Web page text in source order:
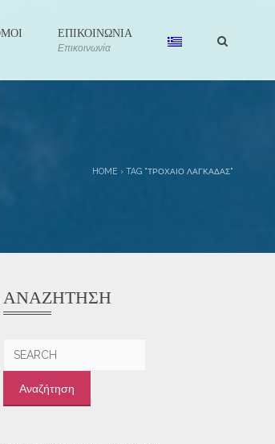
ΕΠΙΚΟΙΝΩΝΙΑ
Επικοινωνία
HOME › TAG "ΤΡΟΧΑΙΟ ΛΑΓΚΑΔΑΣ"
ΑΝΑΖΉΤΗΣΗ